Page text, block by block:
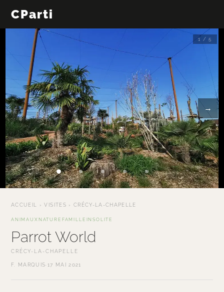
CParti
← →
1 / 5
ACCUEIL ›VISITES › CRÉCY-LA-CHAPELLE
ANIMAUXNATURE FAMILLE INSOLITE
Parrot World
CRÉCY-LA-CHAPELLE
F. MARQUIS· 17 MAI 2021